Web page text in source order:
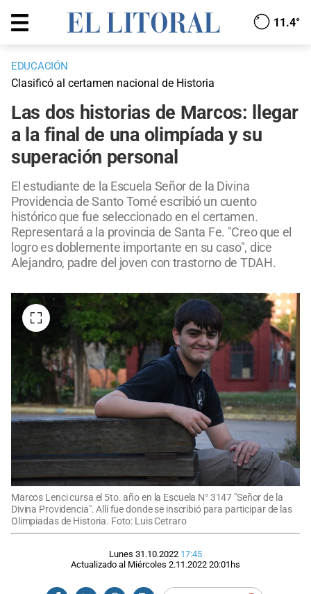
11.4°
EDUCACIÓN
Clasificó al certamen nacional de Historia
Las dos historias de Marcos: llegar
a la final de una olimpíada y su
superación personal
El estudiante de la Escuela Señor de la Divina
Providencia de Santo Tomé escribió un cuento
histórico que fue seleccionado en el certamen.
Representará a la provincia de Santa Fe. "Creo que el
logro es doblemente importante en su caso", dice
Alejandro, padre del joven con trastorno de TDAH.
Marcos Lenci cursa el 5to. año en la Escuela N° 3147 "Señor de la
Divina Providencia". Allí fue donde se inscribió para participar de las
Olimpiadas de Historia. Foto: Luis Cetraro
Lunes 31.10.2022 17:45
Actualizado al Miércoles 2.11.2022 20:01hs